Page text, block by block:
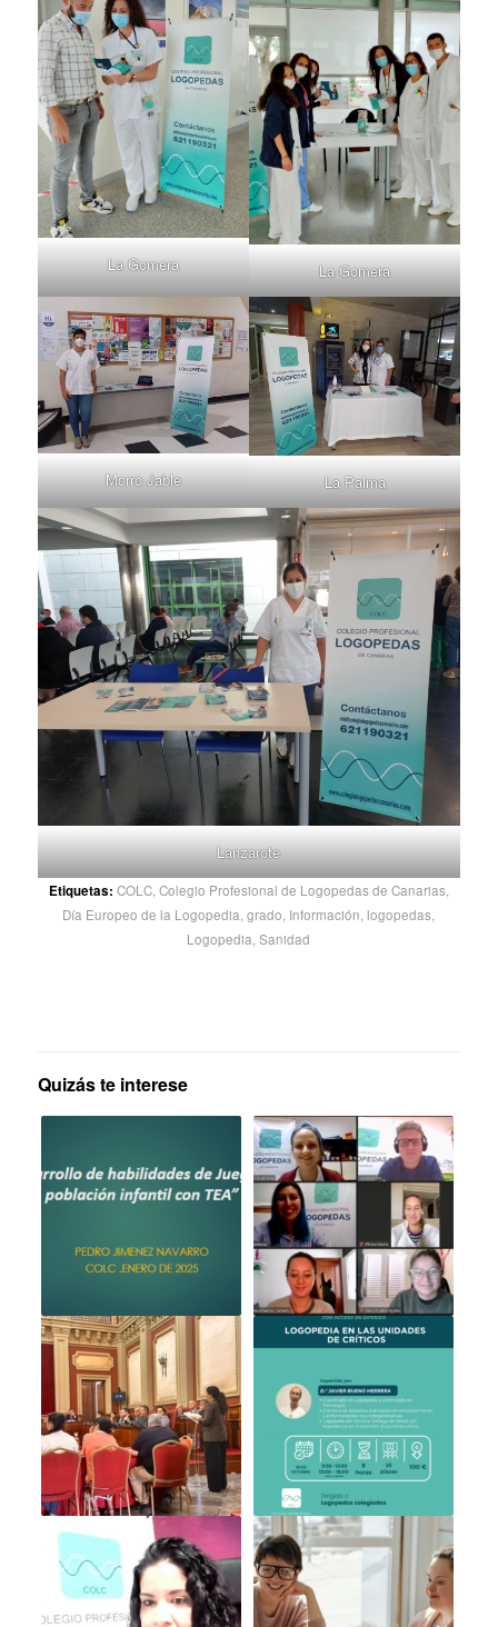
La Gomera La Gomera
Morro Jable La Palma
Lanzarote
Etiquetas: COLC, Colegio Profesional de Logopedas de Canarias,
Día Europeo de la Logopedia ,grado Información logopedas
Logopedia ,Sanidad
Quizás te interese